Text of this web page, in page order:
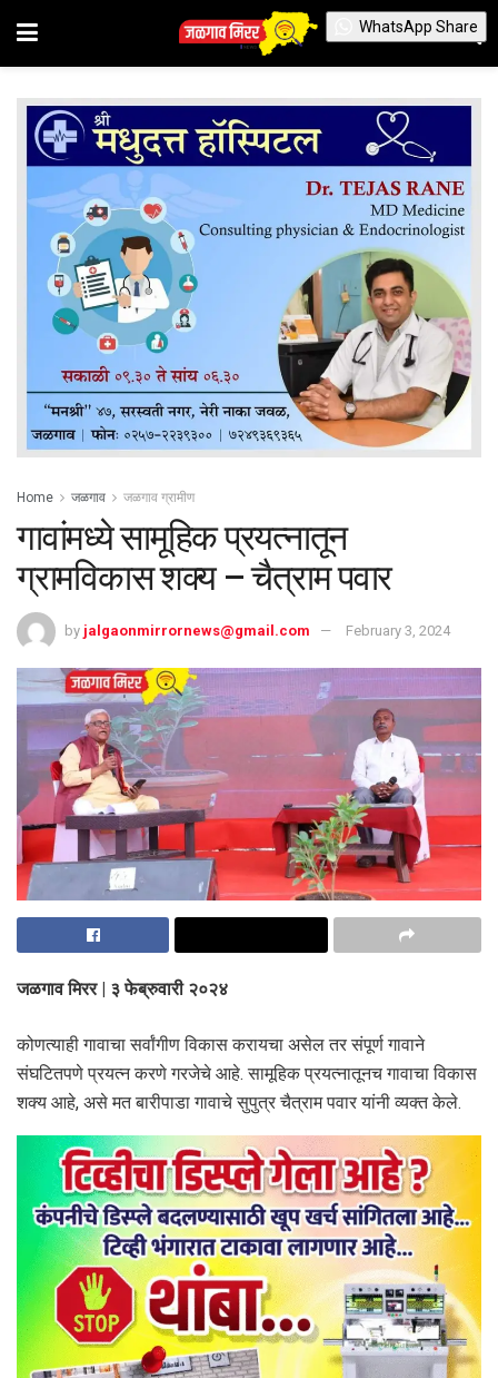
Home जळगाव जळगाव ग्रामीण
गावांमध्ये सामूहिक प्रयत्नातून
ग्रामविकास शक्य – चैत्राम पवार
by jalgaonmirrornews@gmail.com February 3, 2024
जळगाव मिरर | ३ फेब्रुवारी २०२४
कोणत्याही गावाचा सर्वांगीण विकास करायचा असेल तर संपूर्ण गावाने
संघटितपणे प्रयत्न करणे गरजेचे आहे. सामूहिक प्रयत्नातूनच गावाचा विकास
शक्य आहे, असे मत बारीपाडा गावाचे सुपुत्र चैत्राम पवार यांनी व्यक्त केले.
WhatsApp Share